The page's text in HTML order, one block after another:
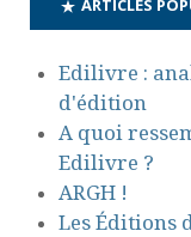
ARTICLES
Edilivre :
d'édition
A quoi
Edilivre ?
ARGH !
Les Éditions